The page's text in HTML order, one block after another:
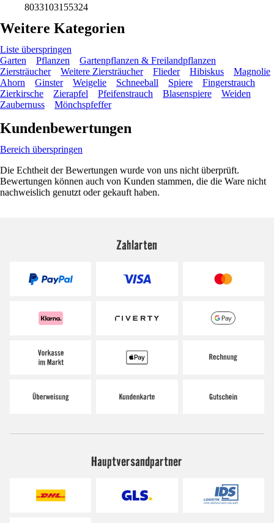
8033103155324
Weitere Kategorien
Liste überspringen
Garten
Pflanzen
Gartenpflanzen & Freilandpflanzen
Ziersträucher
Weitere Ziersträucher Flieder Hibiskus
Magnolie
Ahorn
Ginster Weigelie Schneeball Spiere
Fingerstrauch
Zierkirsche
Zierapfel Pfeifenstrauch Blasenspiere
Weiden
Zaubernuss
Mönchspfeffer
Kundenbewertungen
Bereich überspringen
Die Echtheit der Bewertungen wurde von uns nicht überprüft.
Bewertungen können auch von Kunden stammen, die die Ware nicht
nachweislich genutzt oder gekauft haben.
Zahlarten
Hauptversandpartner